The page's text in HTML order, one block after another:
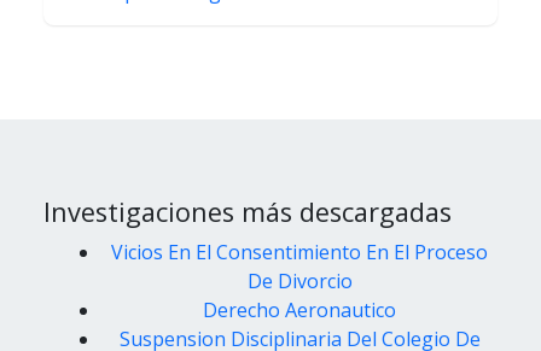
Investigaciones más descargadas
Vicios En El Consentimiento En El Proceso
De Divorcio
Derecho Aeronautico
Suspension Disciplinaria Del Colegio De